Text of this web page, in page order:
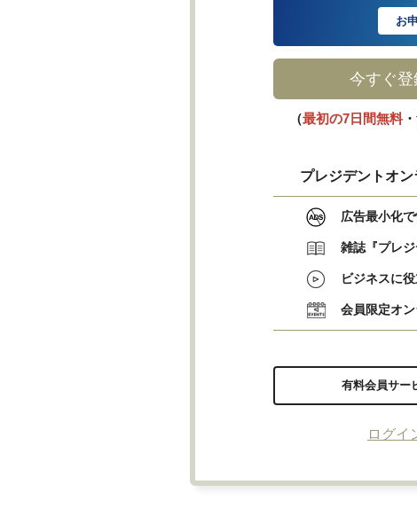
お
今すぐ
（最初の7日間無料
プレジデントオ
広告最小化
雑誌『プレ
ビジネスに
会員限定オ
有料会員サー
ログイ